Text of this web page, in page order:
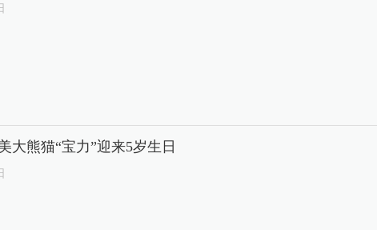
大熊猫“宝力”迎来5岁生日